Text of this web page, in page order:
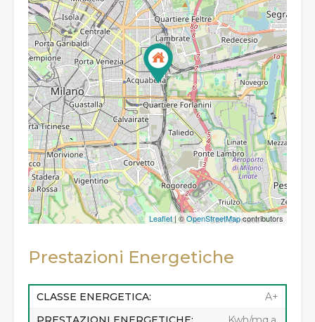
Leaflet| ©OpenStreetMapcontributors
Prestazioni Energetiche
CLASSE ENERGETICA:
A+